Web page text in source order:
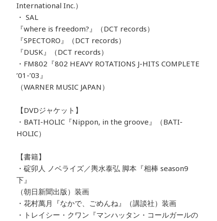
International Inc.）
・ SAL
『where is freedom?』（DCT records）
『SPECTORO』（DCT records）
『DUSK』（DCT records）
・FM802『802 HEAVY ROTATIONS J-HITS COMPLETE
’01-’03』
（WARNER MUSIC JAPAN）
【DVDジャケット】
・BATI-HOLIC『Nippon, in the groove』（BATI-
HOLIC）
【書籍】
・碇卯人 ノベライズ／輿水泰弘 脚本『相棒 season9
下』
（朝日新聞出版）装画
・花村萬月『なかで、ごめんね』（講談社）装画
・トレイシー・クワン『マンハッタン・コールガールの